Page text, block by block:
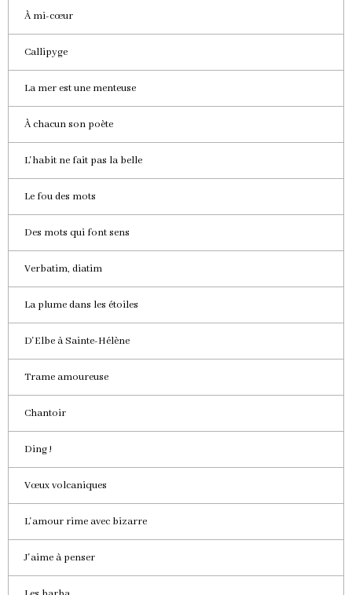
À mi-cœur
Callipyge
La mer est une menteuse
À chacun son poète
L'habit ne fait pas la belle
Le fou des mots
Des mots qui font sens
Verbatim, diatim
La plume dans les étoiles
D'Elbe à Sainte-Hélène
Trame amoureuse
Chantoir
Ding !
Vœux volcaniques
L'amour rime avec bizarre
J'aime à penser